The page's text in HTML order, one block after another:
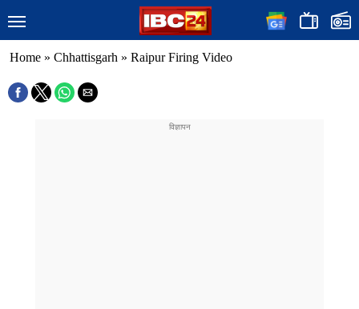
Home » Chhattisgarh » Raipur Firing Video